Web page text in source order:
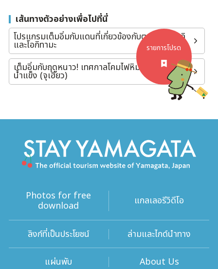
เส้นทางตัวอย่างเพื่อไปที่นี่
โปรแกรมเต็มอิ่มกับแดนที่เกี่ยวข้องกับตระกูลอุเอซุกิ
และโอกิทามะ
เต็มอิ่มกับฤดูหนาว! เทศกาลโคมไฟหิมะและชมปีศาจ
น้ำแข็ง (จุเฮียว)
รายการโปรด
Photos for free
download แกลเลอรีวิดีโอ
ลิงก์ที่เป็นประโยชน์ ล่ามและไกด์นำทาง
แผ่นพับ About Us